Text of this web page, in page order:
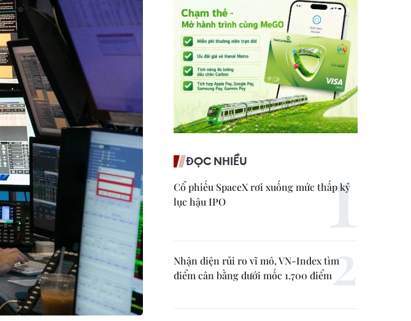
ĐỌC NHIỀU
Cổ phiếu SpaceX rơi xuống mức thấp kỷ
lục hậu IPO
Nhận diện rủi ro vĩ mô, VN-Index tìm
điểm cân bằng dưới mốc 1.700 điểm